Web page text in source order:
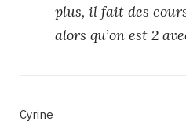
plus, il fait des
alors qu’on est 2
Cyrine